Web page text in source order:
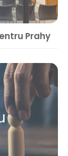
Prahy